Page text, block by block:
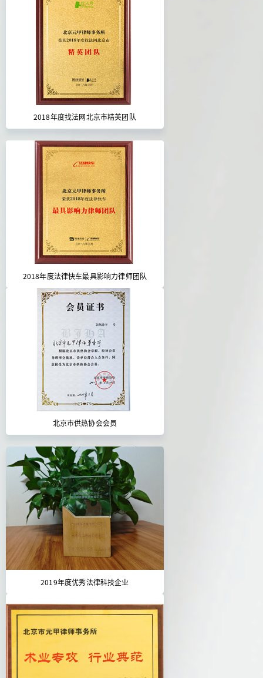
2018年度找法网北京市精英团队
2018年度法律快车最具影响力律师团队
北京市供热协会会员
2019年度优秀法律科技企业